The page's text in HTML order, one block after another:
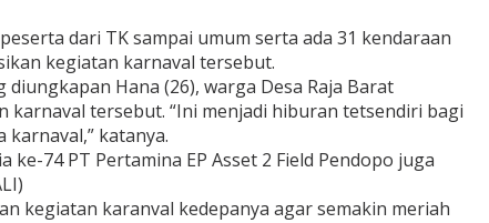
dari TK sampai umum serta ada 31 kendaraan
kegiatan karnaval tersebut.
Hana (26), warga Desa Raja Barat
karnaval tersebut. “Ini menjadi hiburan tetsendiri bagi
katanya.
74 PT Pertamina EP Asset 2 Field Pendopo juga
kegiatan karanval kedepanya agar semakin meriah